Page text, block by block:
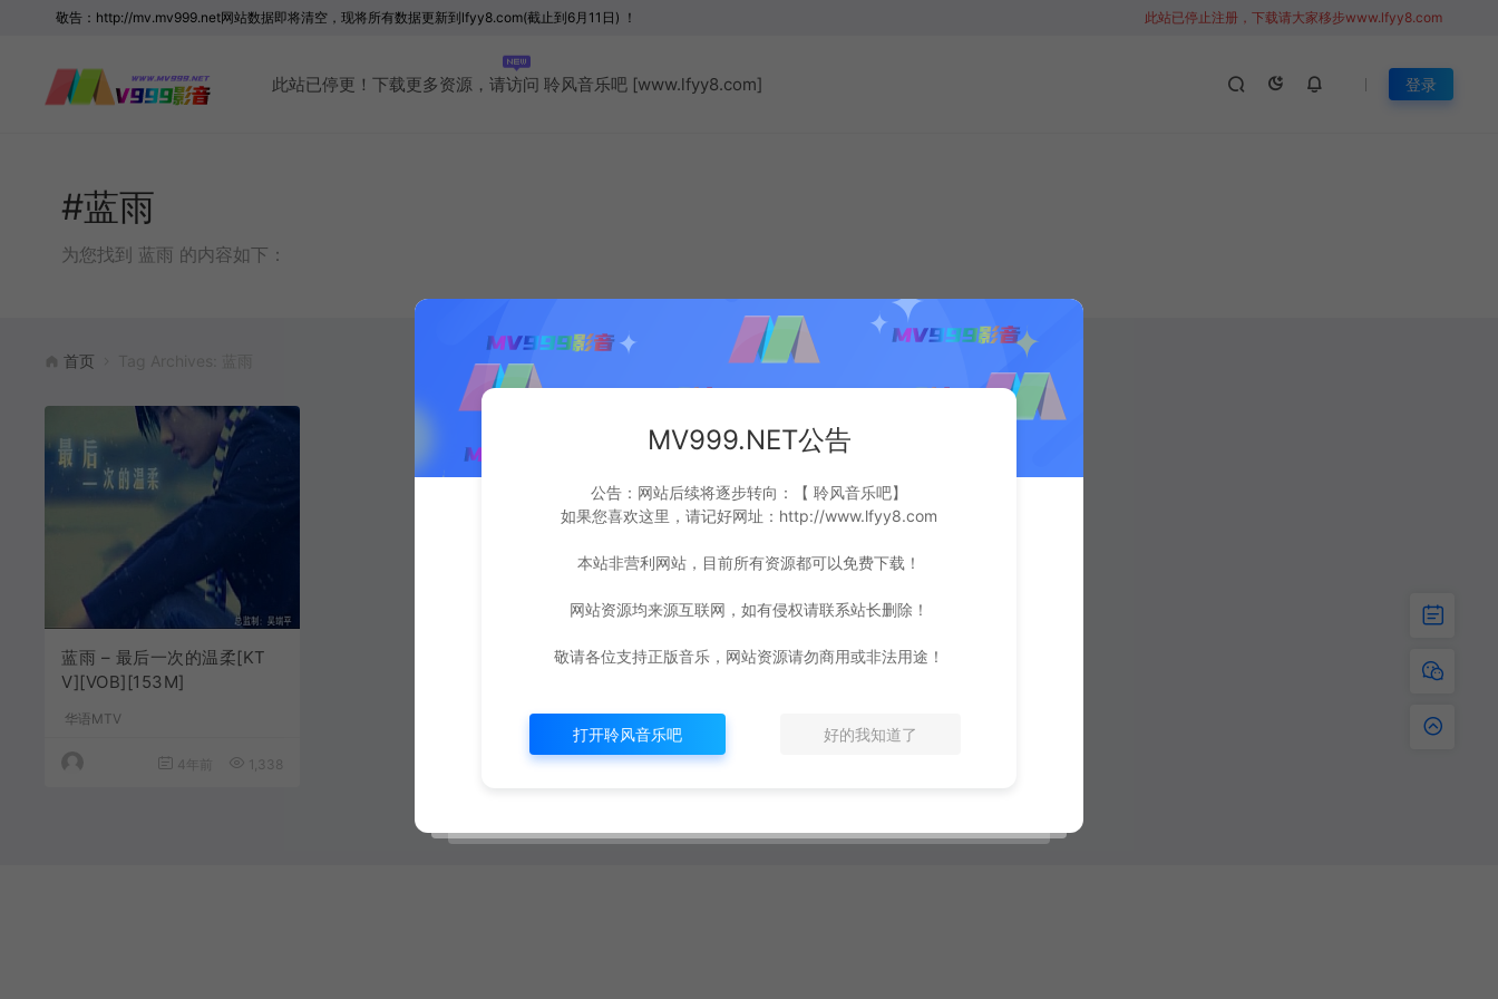
敬告：http://mv.mv999.net网站数据即将清空，现将所有数据更新到lfyy8.com(截止到6月11日) ！ 此站已停止注册，下载请大家移步www.lfyy8.com
此站已停更！下载更多资源，请访问 聆风音乐吧 [www.lfyy8.com] 登录
#蓝雨
为您找到 蓝雨 的内容如下：
首页
蓝雨 – 最后一次的温柔[KT
V][VOB][153M]
华语MTV
4年前 1,338
MV999.NET公告
公告：网站后续将逐步转向：【 聆风音乐吧】
如果您喜欢这里，请记好网址：http://www.lfyy8.com
本站非营利网站，目前所有资源都可以免费下载！
网站资源均来源互联网，如有侵权请联系站长删除！
敬请各位支持正版音乐，网站资源请勿商用或非法用途！
打开聆风音乐吧 好的我知道了